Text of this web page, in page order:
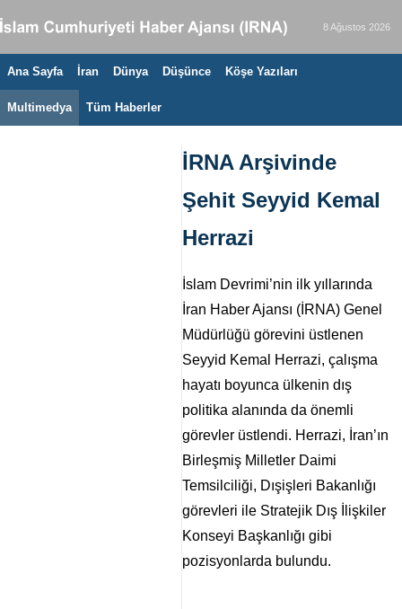
8 Ağustos 2026
Ana Sayfa İran Dünya Düşünce Köşe Yazıları
Multimedya Tüm Haberler
İRNA Arşivinde
Şehit Seyyid Kemal
Herrazi
İslam Devrimi’nin ilk yıllarında
İran Haber Ajansı (İRNA) Genel
Müdürlüğü görevini üstlenen
Seyyid Kemal Herrazi, çalışma
hayatı boyunca ülkenin dış
politika alanında da önemli
görevler üstlendi. Herrazi, İran’ın
Birleşmiş Milletler Daimi
Temsilciliği, Dışişleri Bakanlığı
görevleri ile Stratejik Dış İlişkiler
Konseyi Başkanlığı gibi
pozisyonlarda bulundu.